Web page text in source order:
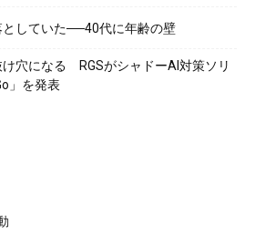
していた──40代に年齢の壁
穴になる RGSがシャドーAI対策ソリ
」を発表